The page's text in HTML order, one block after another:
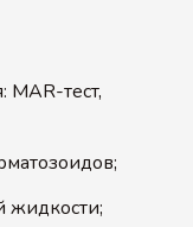
MAR-тест,
жидкости;